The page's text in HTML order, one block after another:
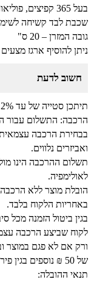
בעל 365 קפיצים, פוליאוריטן מוקצף
שכבת לבד קשיחה
גובה המזרן – 20 ס"
ניתן להוסיף ארגז
חשוב לדעת
תיתכן סטייה של עד 2% בצבע ומידות.
הרכבה: התשלום עבור הרכבה הינו 50 ₪
בבחירת הרכבה
ואביזרים נלווים.
תשלום ההרכבה הינו
לאולימפיה.
הובלת מוצר ללא
באחריות הלקוח בלבד.
בגין ביטול הזמנה מכל
לקוח שביצע הרכבה
ורק אם לא פגם במוצר
של 50 ₪ נוספים בגין פירוק.
תנאי ההובלה: